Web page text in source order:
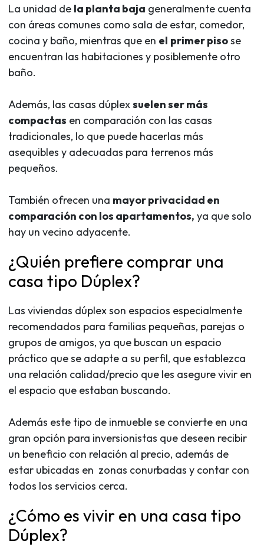
La unidad de la planta baja generalmente cuenta
con áreas comunes como sala de estar, comedor,
cocina y baño, mientras que en el primer pisose
encuentran las habitaciones y posiblemente otro
baño.
Además, las casas dúplexsuelen ser más
compactas en comparación con las casas
tradicionales, lo que puede hacerlas más
asequibles y adecuadas para terrenos más
pequeños.
También ofrecen una mayor privacidad en
comparación con los apartamentos, ya que solo
hay un vecino adyacente.
¿Quién prefiere comprar una
casa tipo Dúplex?
Las viviendas dúplex son espacios especialmente
recomendados para familias pequeñas, parejas o
grupos de amigos, ya que buscan un espacio
práctico que se adapte a su perfil, que establezca
una relación calidad/precio que les asegure vivir en
el espacio que estaban buscando.
Además este tipo de inmueble se convierte en una
gran opción para inversionistas que deseen recibir
un beneficio con relación al precio, además de
estar ubicadas en zonas conurbadas y contar con
todos los servicios cerca.
¿Cómo es vivir en una casa tipo
Dúplex?